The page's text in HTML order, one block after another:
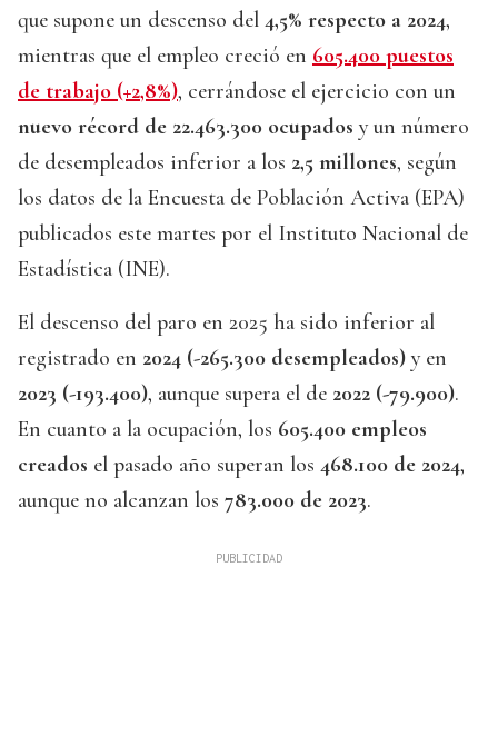
que supone un descenso del 4,5% respecto a 2024,
mientras que el empleo creció en 605.400 puestos
de trabajo (+2,8%), cerrándose el ejercicio con un
nuevo récord de 22.463.300 ocupados y un número
de desempleados inferior a los 2,5 millones, según
los datos de la Encuesta de Población Activa (EPA)
publicados este martes por el Instituto Nacional de
Estadística (INE).
El descenso del paro en 2025 ha sido inferior al
registrado en 2024 (-265.300 desempleados) y en
2023 (-193.400), aunque supera el de 2022 (-79.900).
En cuanto a la ocupación, los 605.400 empleos
creados el pasado año superan los 468.100 de 2024,
aunque no alcanzan los 783.000 de 2023.